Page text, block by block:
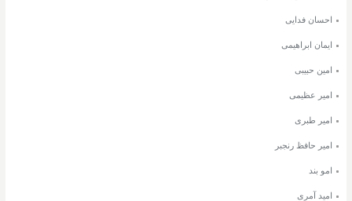
احسان فدایی
ایمان ابراهیمی
امین حبیبی
امیر عظیمی
امیر طبری
امیر حافظ رنجبر
امو بند
امید آمری